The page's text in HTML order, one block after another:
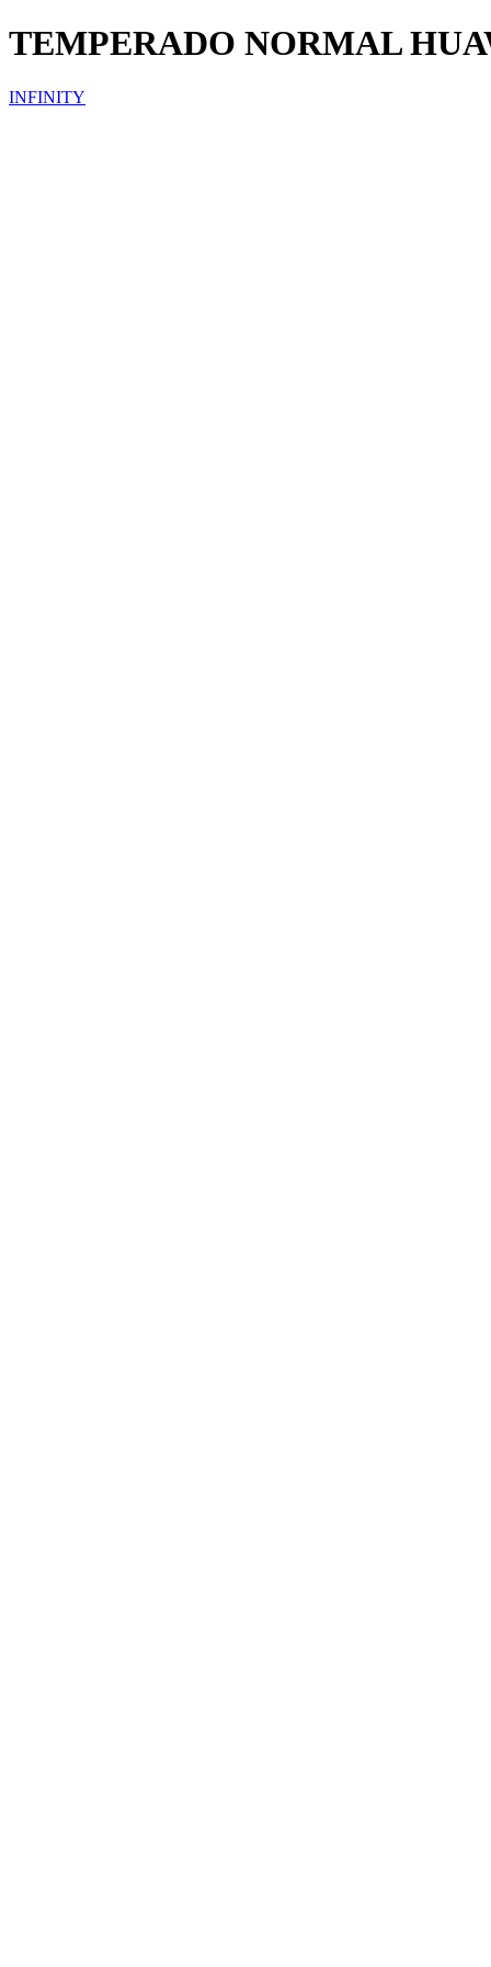
TEMPERADO NORMAL
INFINITY